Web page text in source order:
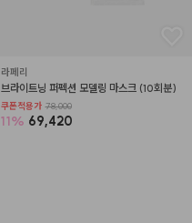
라페리
브라이트닝 퍼펙션 모델링 마스크 (10회분)
쿠폰적용가 78,000
11% 69,420